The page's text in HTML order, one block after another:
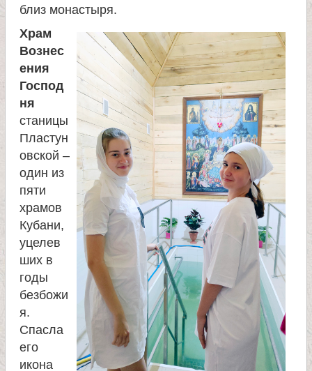
н
и
ц
ы
К
н
близ монастыря.
Храм
Вознес
ения
Господ
ня
станицы
Пластун
овской –
один из
пяти
храмов
Кубани,
уцелев
ших в
годы
безбожи
я.
Спасла
его
икона